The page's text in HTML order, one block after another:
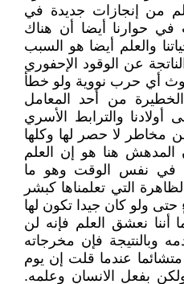
من إنجازات جديدة في
في حوارنا أيضا أن هناك
والعلم أيضا هو السبب
عن الوقود الإحفوري
أي حرب نووية ولو خطأ
من أحد المعامل
والترابط الأسري
مخاطر لا حصر لها وكلها
هنا هو إن العلم
في نفس الوقت وهو ما
التي تعلمناها كبشر
ولو كان جيدا تكون لها
نعشق العلم فإنه لن
وبالنتيجة فإن مخرجاته
عندما قلت إن يوم
بفعل الانسان وعلمه.